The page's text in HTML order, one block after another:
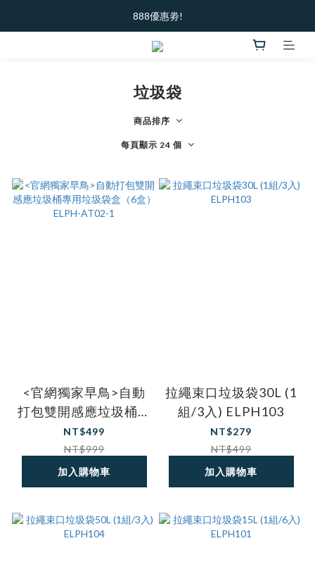
加入新會員  ｜ 領100元購物金
888優惠劵!
加入新會員  ｜ 領100元購物金
垃圾袋
商品排序
每頁顯示 24 個
<官網獨家早鳥>自動
打包雙開感應垃圾桶專
用垃圾袋盒（6盒）
ELPH-AT02-1
NT$499
NT$999
加入購物車
拉繩束口垃圾袋30L (1
組/3入) ELPH103
NT$279
NT$499
加入購物車